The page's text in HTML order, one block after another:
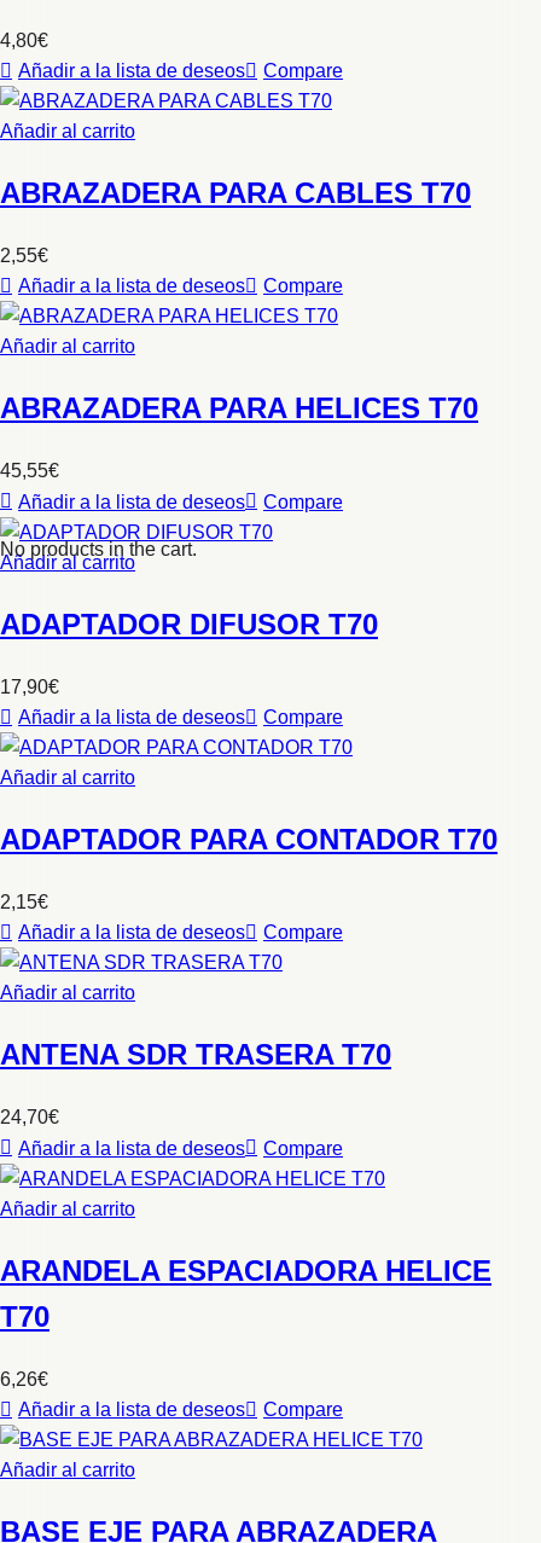
No products in the cart.
4,80€
Añadir a la lista de deseos
Compare
Añadir al carrito
ABRAZADERA PARA CABLES T70
2,55€
Añadir a la lista de deseos
Compare
Añadir al carrito
ABRAZADERA PARA HELICES T70
45,55€
Añadir a la lista de deseos
Compare
Añadir al carrito
ADAPTADOR DIFUSOR T70
17,90€
Añadir a la lista de deseos
Compare
Añadir al carrito
ADAPTADOR PARA CONTADOR T70
2,15€
Añadir a la lista de deseos
Compare
Añadir al carrito
ANTENA SDR TRASERA T70
24,70€
Añadir a la lista de deseos
Compare
Añadir al carrito
ARANDELA ESPACIADORA HELICE
T70
6,26€
Añadir a la lista de deseos
Compare
Añadir al carrito
BASE EJE PARA ABRAZADERA